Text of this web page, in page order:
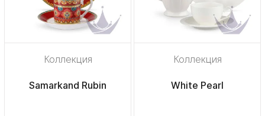
Коллекция
Samarkand Rubin
Коллекция
White Pearl